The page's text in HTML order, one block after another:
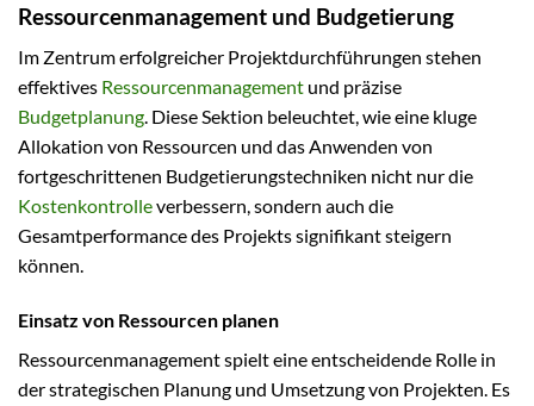
Ressourcenmanagement und Budgetierung
Im Zentrum erfolgreicher Projektdurchführungen stehen
effektives Ressourcenmanagement und präzise
Budgetplanung. Diese Sektion beleuchtet, wie eine kluge
Allokation von Ressourcen und das Anwenden von
fortgeschrittenen Budgetierungstechniken nicht nur die
Kostenkontrolleverbessern, sondern auch die
Gesamtperformance des Projekts signifikant steigern
können.
Einsatz von Ressourcen planen
Ressourcenmanagement spielt eine entscheidende Rolle in
der strategischen Planung und Umsetzung von Projekten. Es